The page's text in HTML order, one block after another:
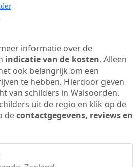
informatie over de
indicatie van de kosten. Alleen
ook belangrijk om een
te hebben. Hierdoor geven
van schilders in Walsoorden.
uit de regio en klik op de
decontactgegevens, reviews en